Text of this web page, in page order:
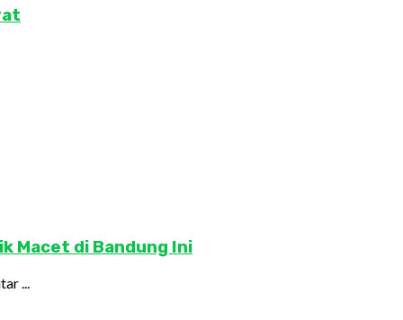
Macet di Bandung Ini
...